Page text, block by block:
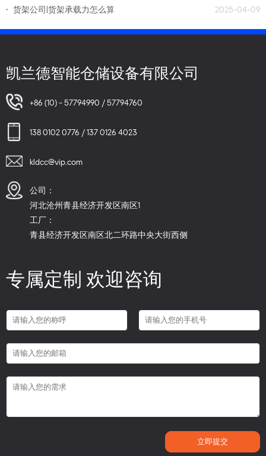
货架公司|货架承载力怎么算
2025-04-09
凯兰德智能仓储设备有限公司
+86 (10) - 57794990 / 57794760
138 0102 0776 / 137 0126 4023
kldcc@vip.com
公司：
河北沧州青县经济开发区南区1
工厂：
青县经济开发区南区北二环路中央大街西侧
专属定制 欢迎咨询